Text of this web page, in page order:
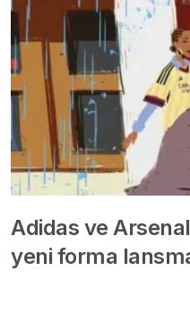
Adidas ve
yeni forma